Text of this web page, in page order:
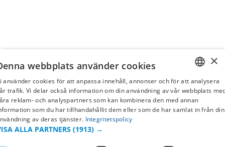
SWEDISH
FI
×
webbplats använder cookies
använder cookies för att anpassa innehåll, annonser och för att analysera
trafik. Vi delar också information om din användning av vår webbplats
reklam- och analyspartners som kan kombinera den med annan
som du har tillhandahållit dem eller som de har samlat in från din
av deras tjänster. Integritetspolicy
ALLA PARTNERS (1913) →